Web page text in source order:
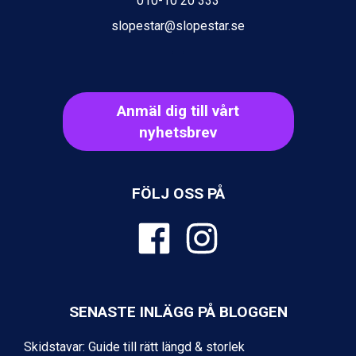
St. Anton från 11.245 kr.
Zell am See från 6.295 kr.
Sauze dOulx från 6.145 kr.
Alleghe från 8.545 kr.
Bad Gastein från 6.295 kr.
Arabba från 11.045 kr.
Cervinia från 8.245 kr.
Bad Hofgastein från 8.595 kr.
Sölden från 12.995 kr.
Saalbach från 9.445 kr.
Wagrain från 7.095 kr.
Fieberbrunn från 9.645 kr.
Ischgl från 11.295 kr.
slopestar@slopestar.se
Anmäl dig till vårt
nyhetsbrev
FÖLJ OSS PÅ
SENASTE INLÄGG PÅ BLOGGEN
Skidstavar: Guide till rätt längd & storlek